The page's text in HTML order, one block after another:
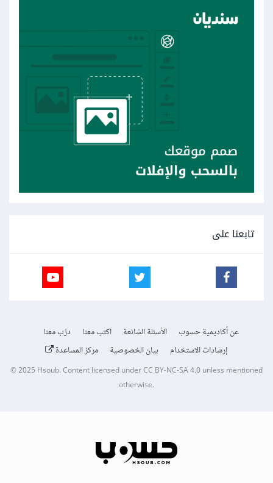
تابعنا على
عن أكاديمية حسوب الأسئلة الشائعة اكتب معنا
درّب معنا
إرشادات الاستخدام
بيان الخصوصية مركز المساعدة
© 2025Hsoub.Content licensed underCC BY-NC-SA 4.0unless mentioned
otherwise.